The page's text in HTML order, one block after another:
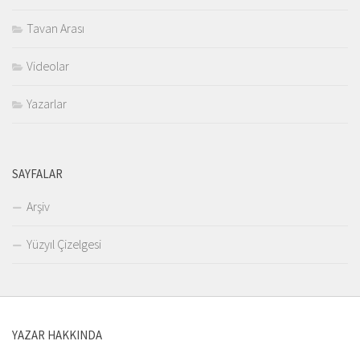
Tavan Arası
Videolar
Yazarlar
SAYFALAR
Arşiv
Yüzyıl Çizelgesi
YAZAR HAKKINDA